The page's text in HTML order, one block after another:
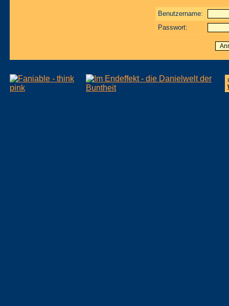
Benutzername:
Passwort: